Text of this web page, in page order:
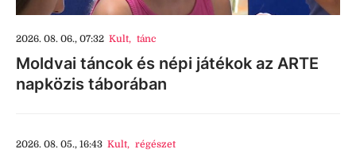
2026. 08. 06., 07:32 Kult, tánc
Moldvai táncok és népi játékok az ARTE
napközis táborában
2026. 08. 05., 16:43 Kult, régészet